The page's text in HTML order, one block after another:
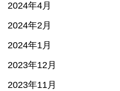
2024年4月
2024年2月
2024年1月
2023年12月
2023年11月